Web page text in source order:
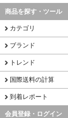
商品を探す・ツール
カテゴリ
ブランド
トレンド
国際送料の計算
到着レポート
会員登録・ログイン